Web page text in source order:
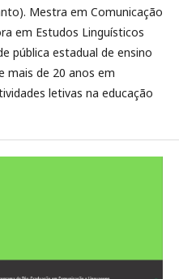
Mestra em Comunicação
em Estudos Linguísticos
pública estadual de ensino
mais de 20 anos em
letivas na educação